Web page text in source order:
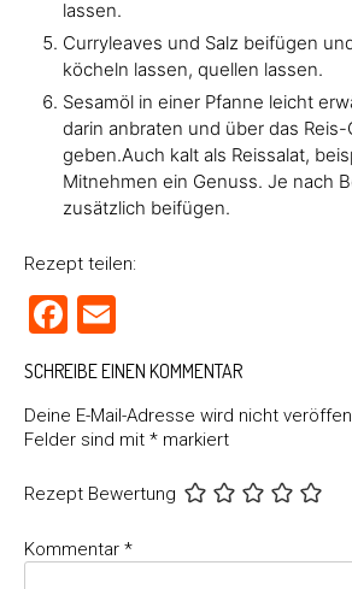
lassen.
Curryleaves und Salz beifügen
köcheln lassen, quellen lassen.
Sesamöl in einer Pfanne leicht
darin anbraten und über das Reis-
geben.Auch kalt als Reissalat,
Mitnehmen ein Genuss. Je nach
zusätzlich beifügen.
Rezept teilen:
Facebook
SCHREIBE EINEN KOMMENTAR
Deine E-Mail-Adresse wird nicht
Felder sind mit * markiert
Rezept Bewertung
Kommentar *